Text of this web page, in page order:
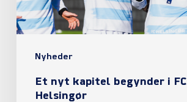
Nyheder
Helsingør
Et nyt kapitel begynder i FC
Helsingør